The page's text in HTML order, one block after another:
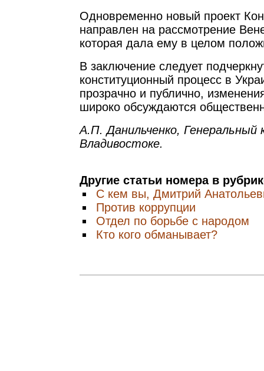
Одновременно новый проект
направлен на рассмотрение
которая дала ему в целом
В заключение следует
конституционный процесс в
прозрачно и публично,
широко обсуждаются
А.П. Данильченко, Генеральный
Владивостоке.
Другие статьи номера в
С кем вы, Дмитрий
Против коррупции
Отдел по борьбе с народом
Кто кого обманывает?